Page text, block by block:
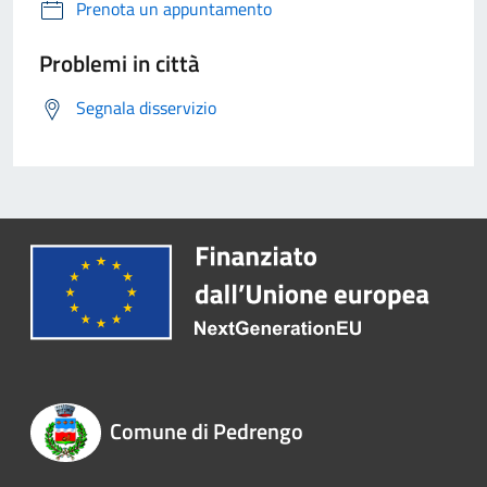
Prenota un appuntamento
Problemi in città
Segnala disservizio
Comune di Pedrengo